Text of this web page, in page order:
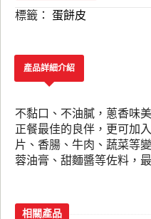
標籤： 蛋餅皮
產品詳細介紹
不黏口、不油膩，蔥香味
正餐最佳的良伴，更可加
片、香腸、牛肉、蔬菜等
蓉油膏、甜麵醬等佐料，
相關產品